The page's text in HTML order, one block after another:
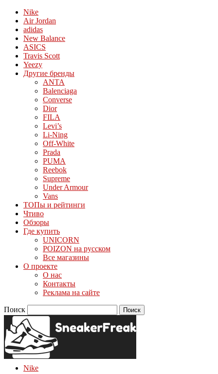
Nike
Air Jordan
adidas
New Balance
ASICS
Travis Scott
Yeezy
Другие бренды
ANTA
Balenciaga
Converse
Dior
FILA
Levi’s
Li-Ning
Off-White
Prada
PUMA
Reebok
Supreme
Under Armour
Vans
ТОПы и рейтинги
Чтиво
Обзоры
Где купить
UNICORN
POIZON на русском
Все магазины
О проекте
О нас
Контакты
Реклама на сайте
Поиск
Nike